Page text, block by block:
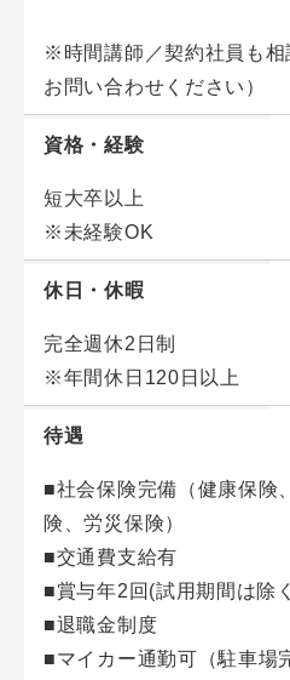
※時間講師／契約社員も相
お問い合わせください）
資格・経験
短大卒以上
※未経験OK
休日・休暇
完全週休2日制
※年間休日120日以上
待遇
■社会保険完備（健康保険
険、労災保険）
■交通費支給有
■賞与年2回(試用期間は除
■退職金制度
■マイカー通勤可（駐車場